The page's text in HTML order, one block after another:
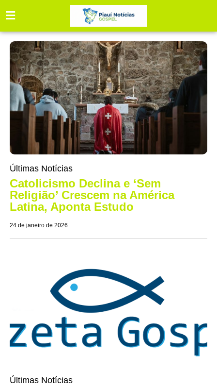
Últimas Notícias
Catolicismo Declina e ‘Sem
Religião’ Crescem na América
Latina, Aponta Estudo
24 de janeiro de 2026
Últimas Notícias